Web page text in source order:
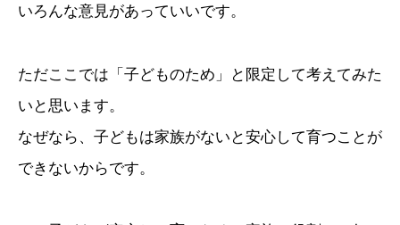
いろんな意見があっていいです。
ただここでは「子どものため」と限定して考えてみた
いと思います。
なぜなら、子どもは家族がないと安心して育つことが
できないからです。